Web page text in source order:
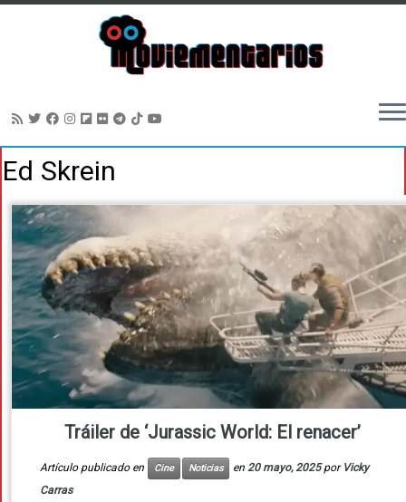
Saltar
alEd Skrein
Tráiler de ‘Jurassic World: El renacer’
Artículo publicado en Cine Noticias en 20 mayo, 2025 por Vicky
Carras